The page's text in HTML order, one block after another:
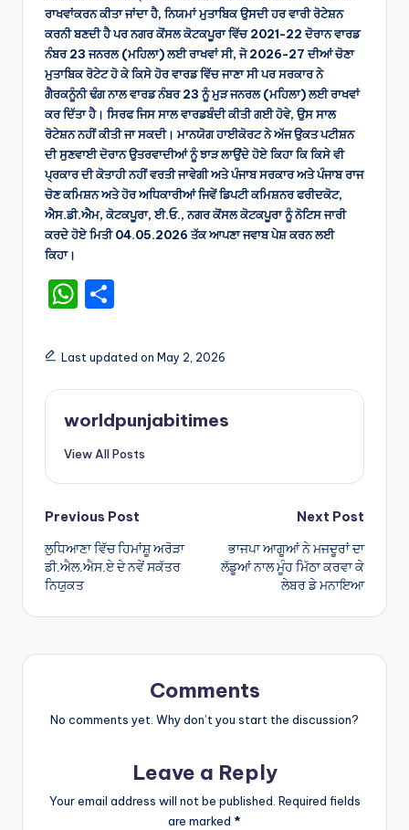
ਰਾਖਵਾਂਕਰਨ ਕੀਤਾ ਜਾਂਦਾ ਹੈ, ਨਿਯਮਾਂ ਮੁਤਾਬਿਕ ਉਸਦੀ ਹਰ ਵਾਰੀ ਰੋਟੇਸ਼ਨ
ਕਰਨੀ ਬਣਦੀ ਹੈ ਪਰ ਨਗਰ ਕੋਂਸਲ ਕੋਟਕਪੂਰਾ ਵਿੱਚ 2021-22 ਦੋਰਾਨ ਵਾਰਡ
ਨੰਬਰ 23 ਜਨਰਲ (ਮਹਿਲਾ) ਲਈ ਰਾਖਵਾਂ ਸੀ, ਜੋ 2026-27 ਦੀਆਂ ਚੋਣਾ
ਮੁਤਾਬਿਕ ਰੋਟੇਟ ਹੋ ਕੇ ਕਿਸੇ ਹੋਰ ਵਾਰਡ ਵਿੱਚ ਜਾਣਾ ਸੀ ਪਰ ਸਰਕਾਰ ਨੇ
ਗੈਰਕਨੂੰਨੀ ਢੰਗ ਨਾਲ ਵਾਰਡ ਨੰਬਰ 23 ਨੂੰ ਮੁੜ ਜਨਰਲ (ਮਹਿਲਾ) ਲਈ ਰਾਖਵਾਂ
ਕਰ ਦਿੱਤਾ ਹੈ। ਸਿਰਫ ਜਿਸ ਸਾਲ ਵਾਰਡਬੰਦੀ ਕੀਤੀ ਗਈ ਹੋਵੇ, ਉਸ ਸਾਲ
ਰੋਟੇਸ਼ਨ ਨਹੀਂ ਕੀਤੀ ਜਾ ਸਕਦੀ। ਮਾਨਯੋਗ ਹਾਈਕੋਰਟ ਨੇ ਅੱਜ ਉਕਤ ਪਟੀਸ਼ਨ
ਦੀ ਸੁਣਵਾਈ ਦੋਰਾਨ ਉਤਰਵਾਦੀਆਂ ਨੂੰ ਝਾੜ ਲਾਉਂਦੇ ਹੋਏ ਕਿਹਾ ਕਿ ਕਿਸੇ ਵੀ
ਪ੍ਰਕਾਰ ਦੀ ਕੋਤਾਹੀ ਨਹੀਂ ਵਰਤੀ ਜਾਵੇਗੀ ਅਤੇ ਪੰਜਾਬ ਸਰਕਾਰ ਅਤੇ ਪੰਜਾਬ ਰਾਜ
ਚੋਣ ਕਮਿਸ਼ਨ ਅਤੇ ਹੋਰ ਅਧਿਕਾਰੀਆਂ ਜਿਵੇਂ ਡਿਪਟੀ ਕਮਿਸ਼ਨਰ ਫਰੀਦਕੋਟ,
ਐਸ.ਡੀ.ਐਮ, ਕੋਟਕਪੂਰਾ, ਈ.ਓ., ਨਗਰ ਕੋਂਸਲ ਕੋਟਕਪੂਰਾ ਨੂੰ ਨੋਟਿਸ ਜਾਰੀ
ਕਰਦੇ ਹੋਏ ਮਿਤੀ 04.05.2026 ਤੱਕ ਆਪਣਾ ਜਵਾਬ ਪੇਸ਼ ਕਰਨ ਲਈ
ਕਿਹਾ।
W
a
ts
A
p
ar
e
Last updated on May 2, 2026
worldpunjabitimes
View All Posts
Post
navigation
Previous Post
ਲੁਧਿਆਣਾ ਵਿੱਚ ਹਿਮਾਂਸ਼ੂ ਅਰੋੜਾ
ਡੀ.ਐਲ.ਐਸ.ਏ ਦੇ ਨਵੇਂ ਸਕੱਤਰ
ਨਿਯੁਕਤ
Next Post
ਭਾਜਪਾ ਆਗੂਆਂ ਨੇ ਮਜਦੂਰਾਂ ਦਾ
ਲੱਡੂਆਂ ਨਾਲ ਮੂੰਹ ਮਿੱਠਾ ਕਰਵਾ ਕੇ
ਲੇਬਰ ਡੇ ਮਨਾਇਆ
Comments
No comments yet. Why don’t you start the discussion?
Leave a Reply
Your email address will not be published. Required fields
are marked *